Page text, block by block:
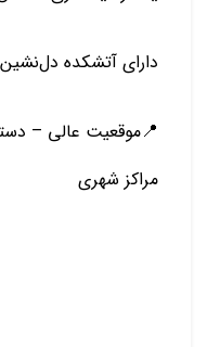
دارای آتشکده
📍موقعیت عالی –
مراکز شهری